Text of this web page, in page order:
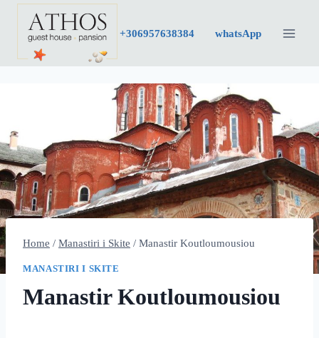
Skip
content
+306957638384 whatsApp
Home / Manastiri i Skite / Manastir Koutloumousiou
MANASTIRI I SKITE
Manastir Koutloumousiou